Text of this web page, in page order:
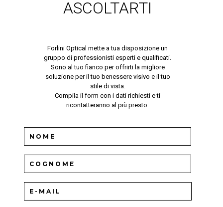
ASCOLTARTI
Forlini Optical mette a tua disposizione un
gruppo di professionisti esperti e qualificati.
Sono al tuo fianco per offrirti la migliore
soluzione per il tuo benessere visivo e il tuo
stile di vista.
Compila il form con i dati richiesti e ti
ricontatteranno al più presto.